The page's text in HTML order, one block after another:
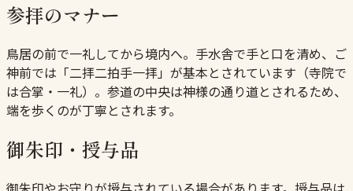
参拝のマナー
鳥居の前で一礼してから境内へ。手水舎で手と口を清め、ご
神前では「二拝二拍手一拝」が基本とされています（寺院で
は合掌・一礼）。参道の中央は神様の通り道とされるため、
端を歩くのが丁寧とされます。
御朱印・授与品